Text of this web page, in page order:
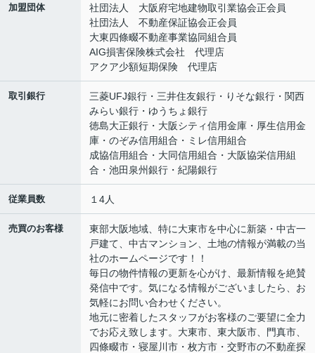
加盟団体
社団法人 大阪府宅地建物取引業協会正会員
社団法人 不動産保証協会正会員
大東四條畷不動産事業協同組合員
AIG損害保険株式会社 代理店
アクア少額短期保険 代理店
取引銀行
三菱UFJ銀行・三井住友銀行・りそな銀行・関西
みらい銀行・ゆうちょ銀行
徳島大正銀行・大阪シティ信用金庫・厚生信用金
庫・のぞみ信用組合・ミレ信用組合
成協信用組合・大同信用組合・大阪協栄信用組
合・池田泉州銀行・紀陽銀行
従業員数 １4人
売買のお客様
東部大阪地域、特に大東市を中心に新築・中古一
戸建て、中古マンション、土地の情報が満載の当
社のホームページです！！
毎日の物件情報の更新を心がけ、最新情報を絶賛
発信中です。気になる情報がございましたら、お
気軽にお問い合わせください。
地元に密着したスタッフがお客様のご要望に全力
でお応え致します。大東市、東大阪市、門真市、
四條畷市・寝屋川市・枚方市・交野市の不動産探